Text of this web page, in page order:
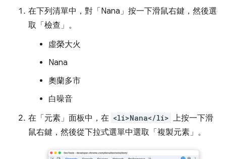
在下列清單中，對「Nana」 按一下滑鼠右鍵，然後選
取「檢查」 。
虛榮大火
Nana
奧蘭多市
白噪音
在「元素」 面板中，在 <li>Nana</li> 上按一下滑
鼠右鍵，然後從下拉式選單中選取「複製元素」 。